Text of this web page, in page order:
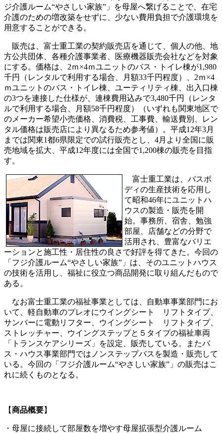
ジ介護ルーム“やさしい家族”」を母屋へ繋げることで、在宅
介護のための増改築をせずに、少ない費用負担で介護環境を
用意することができる。
販売は、富士重工業の契約販売店を通じて、個人の他、地
方公共団体、各種介護事業者、医療機器販売会社などを対象
にする。価格は、2ｍ×4ｍユニットのバス・トイレ棟が1,980
千円（レンタルで利用する場合、月額33千円程度）、2ｍ×4
ｍユニットのバス・トイレ棟、ユーティリティ棟、出入口棟
の3つを連接した仕様が、連棟費用込みで3,480千円（レンタ
ルで利用する場合、月額58千円程度）（いずれも関東地区で
のメーカー希望小売価格、消費税、工事費、輸送費別、レン
タル価格は販売店により異なるため参考値）。平成12年3月
までは関東1都6県限定での試行販売とし、4月より全国に販
売地域を拡大、平成12年度には全国で1,200棟の販売を目指
す。
富士重工業は、バスボ
ディの生産技術を応用し
て昭和46年にユニットハ
ウスの製造・販売を開
始。事務所、宿舎、勉強
部屋、店舗などの分野で
活用され、豊富なバリエ
ーションと施工性・居住性の良さで好評を得てきた。今回の
「フジ介護ルーム“やさしい家族”」は、そのユニットハウス
の技術を活用し、福祉に役立つ商品開発に取り組んだもので
ある。
なお富士重工業の福祉事業としては、自動車事業部門にお
いて、軽自動車のプレオにウイングシート リフトタイプ、
サンバーに電動リフター、ウイングシート リフトタイプ、
ストレッチャー、ウイングステップと５タイプの福祉車両
「トランスケアシリーズ」を設定、販売している。またバ
ス・ハウス事業部門ではノンステップバスを製造・販売して
いる。今回の「フジ介護ルーム“やさしい家族”」の販売はこ
れに続くものとなる。
【商品概要】
・母屋に接続して部屋数を増やす母屋拡張型介護ルーム